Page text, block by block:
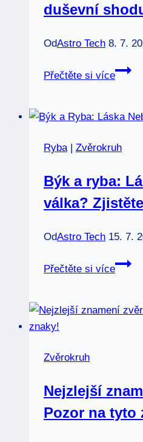
duševní
OdAstro Tech 8. 7.
Přečtěte si více
Ryba | Zvěrokruh
Býk a ryba:
válka?
OdAstro Tech 15. 7.
Přečtěte si více
Býk
Láska
Zvěrokruh
Nejzlejší
Pozor na tyto